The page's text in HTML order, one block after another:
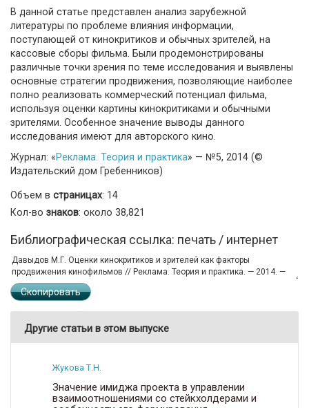
В данной статье представлен анализ зарубежной
литературы по проблеме влияния информации,
поступающей от кинокритиков и обычных зрителей, на
кассовые сборы фильма. Были продемонстрированы
различные точки зрения по теме исследования и выявлены
основные стратегии продвижения, позволяющие наиболее
полно реализовать коммерческий потенциал фильма,
используя оценки картины кинокритиками и обычными
зрителями. Особенное значение выводы данного
исследования имеют для авторского кино.
Журнал: «Реклама. Теория и практика» — №5, 2014 (©
Издательский дом Гребенников)
Объем в страницах: 14
Кол-во знаков: около 38,821
Библиографическая ссылка: печать / интернет
Скопировать
Другие статьи в этом выпуске
Жукова Т.Н.
Значение имиджа проекта в управлении
взаимоотношениями со стейкхолдерами и